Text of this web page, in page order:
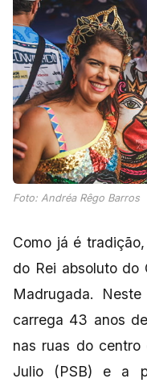
Foto: Andréa Rêgo Barros
Como já é
do Rei absoluto do
Madrugada.
carrega 43 anos
nas ruas do centro
Julio (PSB) e a